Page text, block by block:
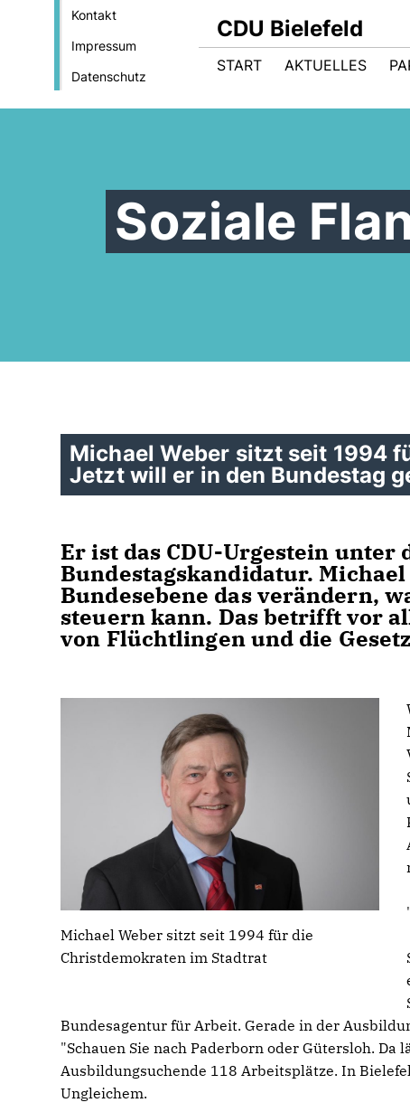
Kontakt
Impressum
Datenschutz
CDU Bielefeld
START AKTUELLES
Soziale
Michael Weber sitzt seit 1994
Jetzt will er in den Bundestag
Er ist das CDU-Urgestein unter
Bundestagskandidatur.
Bundesebene das verändern,
steuern kann. Das betrifft vor
von Flüchtlingen und die
Michael Weber sitzt seit 1994 für die
Christdemokraten im Stadtrat
Bundesagentur für Arbeit. Gerade in der
"Schauen Sie nach Paderborn oder Gütersloh.
Ausbildungsuchende 118 Arbeitsplätze. In
Ungleichem.